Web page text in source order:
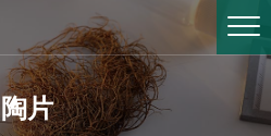
陶片